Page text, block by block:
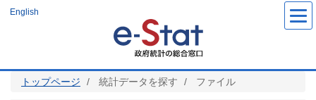
ツ
English
トップページ 統計データを探す ファイル